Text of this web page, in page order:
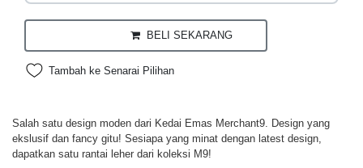
BELI SEKARANG
Tambah ke Senarai Pilihan
Salah satu design moden dari Kedai Emas Merchant9. Design yang
ekslusif dan fancy gitu! Sesiapa yang minat dengan latest design,
dapatkan satu rantai leher dari koleksi M9!